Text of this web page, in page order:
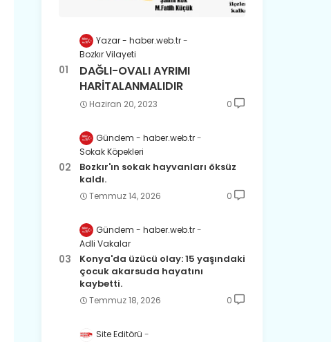
Yazar - haber.web.tr
Bozkır Vilayeti
DAĞLI-OVALI AYRIMI
HARİTALANMALIDIR
Haziran 20, 2023 0
Gündem - haber.web.tr
Sokak Köpekleri
Bozkır'ın sokak hayvanları öksüz
kaldı.
Temmuz 14, 2026 0
Gündem - haber.web.tr
Adli Vakalar
Konya'da üzücü olay: 15 yaşındaki
çocuk akarsuda hayatını
kaybetti.
Temmuz 18, 2026 0
Site Editörü